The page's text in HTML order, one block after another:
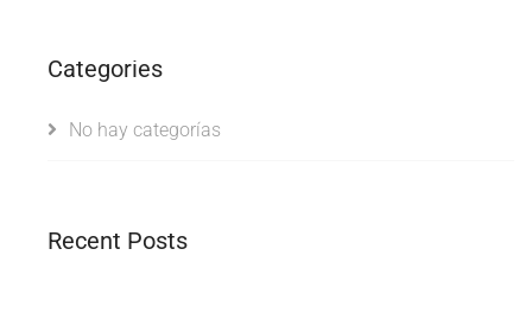
Categories
No hay categorías
Recent Posts